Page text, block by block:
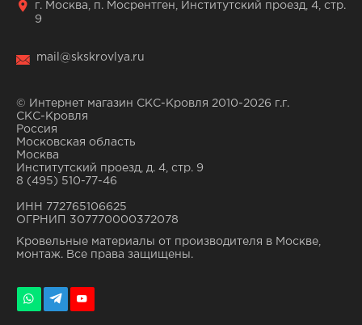
г. Москва, п. Мосрентген, Институтский проезд, 4, стр.
9
mail@skskrovlya.ru
© Интернет магазин СКС-Кровля 2010-2026 г.г.
СКС-Кровля
Россия
Московская область
Москва
Институтский проезд, д. 4, стр. 9
8 (495) 510-77-46
ИНН 772765106625
ОГРНИП 307770000372078
Кровельные материалы от производителя в Москве,
монтаж. Все права защищены.